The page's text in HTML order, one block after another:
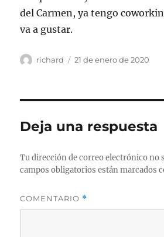
del Carmen, ya tengo
va a gustar.
Autor
richard
Publicado
21 de enero de 2020
Deja una respuesta
Tu dirección de correo electrónico no
campos obligatorios están marcados
COMENTARIO *